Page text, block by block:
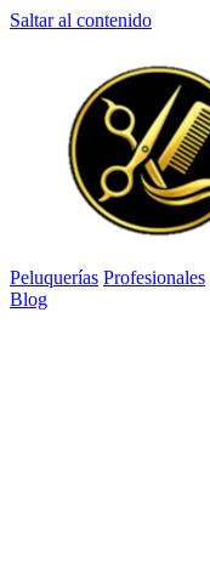
Saltar al contenido
Peluquerías Profesionales
Blog